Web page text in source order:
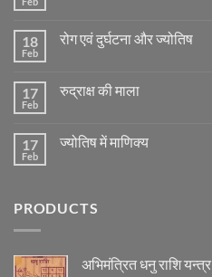
मंगल
के
अनुसार
विचार
18
Feb
रोग एवं दुर्घटना और ज्योतिष
रोग
ज्योतिष
17
Feb
रुद्राक्ष की माला
रुद्राक्ष
17
Feb
ज्योतिष में माणिक्य
में
PRODUCTS
अभिमंत्रित धनु राशि यन्त्र